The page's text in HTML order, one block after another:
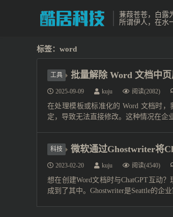
蒹葭苍苍，白露
所谓伊人，在水
标签：word
工具 批量解除 Word 文档中
2025-09-09 kuju 阅读(2082)
在处理模板或标准化的 Word 文档时
定，导致无法直接修改。这种情况在企
科技 微软通过Ghostwriter将
2023-02-20 kuju 阅读(4540)
想在创建Word文档时与ChatGPT互动
成到了其中。Ghostwriter是Seattle的企